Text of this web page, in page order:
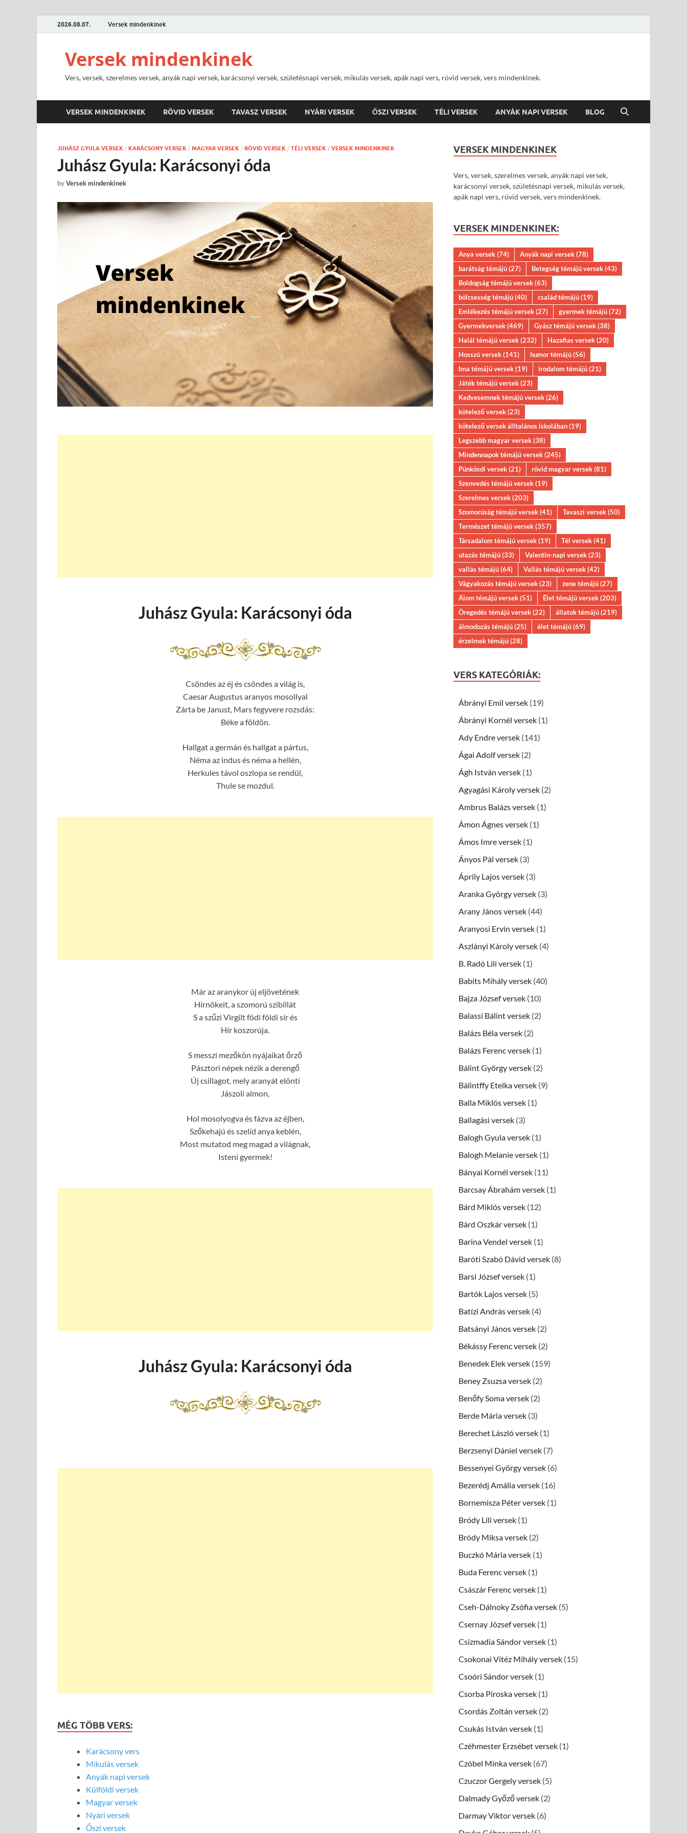
2026.08.07. Versek mindenkinek
Versek mindenkinek
Vers, versek, szerelmes versek, anyák napi versek, karácsonyi versek, születésnapi versek, mikulás versek, apák napi vers, rövid versek, vers mindenkinek.
VERSEK MINDENKINEK RÖVID VERSEK TAVASZ VERSEK NYÁRI VERSEK ŐSZI VERSEK TÉLI VERSEK ANYÁK NAPI VERSEK BLOG
JUHÁSZ GYULA VERSEK / KARÁCSONY VERSEK / MAGYAR VERSEK / RÖVID VERSEK / TÉLI VERSEK / VERSEK MINDENKINEK
Juhász Gyula: Karácsonyi óda
byVersek mindenkinek
Juhász Gyula: Karácsonyi óda
Csöndes az éj és csöndes a világ is,
Caesar Augustus aranyos mosollyal
Zárta be Janust, Mars fegyvere rozsdás:
Béke a földön.
Hallgat a germán és hallgat a pártus,
Néma az indus és néma a hellén,
Herkules távol oszlopa se rendül,
Thule se mozdul.
Már az aranykor új eljövetének
Hírnökeit, a szomorú szibillát
S a szűzi Virgilt födi földi sír és
Hír koszorúja.
S messzi mezőkön nyájaikat őrző
Pásztori népek nézik a derengő
Új csillagot, mely aranyát elönti
Jászoli almon,
Hol mosolyogva és fázva az éjben,
Szőkehajú és szelíd anya keblén,
Most mutatod meg magad a világnak,
Isteni gyermek!
Juhász Gyula: Karácsonyi óda
MÉG TÖBB VERS:
Karácsony vers
Mikulás versek
Anyák napi versek
Külföldi versek
Magyar versek
Nyári versek
Őszi versek
VERSEK MINDENKINEK
Vers, versek, szerelmes versek, anyák napi versek,
karácsonyi versek, születésnapi versek, mikulás versek,
apák napi vers, rövid versek, vers mindenkinek.
VERSEK MINDENKINEK:
Anya versek(74) Anyák napi versek(78)
barátság témájú(27) Betegség témájú versek(43)
Boldogság témájú versek(63)
bölcsesség témájú(40) család témájú(19)
Emlékezés témájú versek(27) gyermek témájú(72)
Gyermekversek(469) Gyász témájú versek(38)
Halál témájú versek(232) Hazafias versek(20)
Hosszú versek(141) humor témájú(56)
Ima témájú versek(19) irodalom témájú(21)
Játék témájú versek(23)
Kedvesemnek témájú versek(26)
kötelező versek(23)
kötelező versek álltalános iskolában(19)
Legszebb magyar versek(38)
Mindennapok témájú versek(245)
Pünkösdi versek(21) rövid magyar versek(81)
Szenvedés témájú versek(19)
Szerelmes versek(203)
Szomorúság témájú versek(41) Tavaszi versek(50)
Természet témájú versek(357)
Társadalom témájú versek(19) Tél versek(41)
utazás témájú(33) Valentin-napi versek(23)
vallás témájú(64) Vallás témájú versek(42)
Vágyakozás témájú versek(23) zene témájú(27)
Álom témájú versek(51) Élet témájú versek(203)
Öregedés témájú versek(22) állatok témájú(219)
álmodozás témájú(25) élet témájú(69)
érzelmek témájú(28)
VERS KATEGÓRIÁK:
Ábrányi Emil versek (19)
Ábrányi Kornél versek (1)
Ady Endre versek (141)
Ágai Adolf versek (2)
Ágh István versek (1)
Agyagási Károly versek (2)
Ambrus Balázs versek (1)
Ámon Ágnes versek (1)
Ámos Imre versek (1)
Ányos Pál versek (3)
Áprily Lajos versek (3)
Aranka György versek (3)
Arany János versek (44)
Aranyosi Ervin versek (1)
Aszlányi Károly versek (4)
B. Radó Lili versek (1)
Babits Mihály versek (40)
Bajza József versek (10)
Balassi Bálint versek (2)
Balázs Béla versek (2)
Balázs Ferenc versek (1)
Bálint György versek (2)
Bálintffy Etelka versek (9)
Balla Miklós versek (1)
Ballagási versek (3)
Balogh Gyula versek (1)
Balogh Melanie versek (1)
Bányai Kornél versek (11)
Barcsay Ábrahám versek (1)
Bárd Miklós versek (12)
Bárd Oszkár versek (1)
Barina Vendel versek (1)
Baróti Szabó Dávid versek (8)
Barsi József versek (1)
Bartók Lajos versek (5)
Batízi András versek (4)
Batsányi János versek (2)
Békássy Ferenc versek (2)
Benedek Elek versek (159)
Beney Zsuzsa versek (2)
Benőfy Soma versek (2)
Berde Mária versek (3)
Berechet László versek (1)
Berzsenyi Dániel versek (7)
Bessenyei György versek (6)
Bezerédj Amália versek (16)
Bornemisza Péter versek (1)
Bródy Lili versek (1)
Bródy Miksa versek (2)
Buczkó Mária versek (1)
Buda Ferenc versek (1)
Császár Ferenc versek (1)
Cseh-Dálnoky Zsófia versek (5)
Csernay József versek (1)
Csizmadia Sándor versek (1)
Csokonai Vitéz Mihály versek (15)
Csoóri Sándor versek (1)
Csorba Piroska versek (1)
Csordás Zoltán versek (2)
Csukás István versek (1)
Czéhmester Erzsébet versek (1)
Czóbel Minka versek (67)
Czuczor Gergely versek (5)
Dalmady Győző versek (2)
Darmay Viktor versek (6)